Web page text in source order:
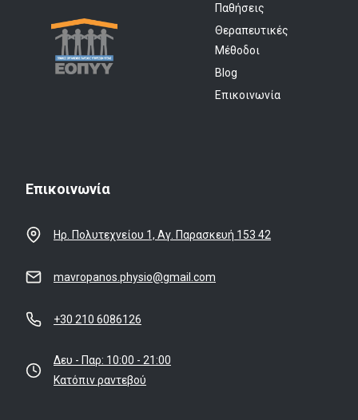
Παθήσεις
Θεραπευτικές
Μέθοδοι
Blog
Επικοινωνία
Επικοινωνία
Ηρ. Πολυτεχνείου 1, Αγ. Παρασκευή 153 42
mavropanos.physio@gmail.com
+30 210 6086126
Δευ - Παρ: 10:00 - 21:00
Κατόπιν ραντεβού